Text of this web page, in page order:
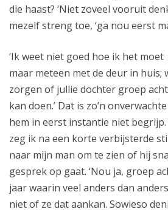
die haast? ‘Niet zoveel vooruit
mezelf streng toe, ‘ga nou eerst
‘Ik weet niet goed hoe ik het
maar meteen met de deur in huis;
zorgen of jullie dochter groep
kan doen.’ Dat is zo’n
hem in eerst instantie niet begrijp.
zeg ik na een korte verbijsterde
naar mijn man om te zien of hij
gesprek op gaat. ‘Nou ja, groep
jaar waarin veel anders dan
niet of ze dat aankan. Sowieso